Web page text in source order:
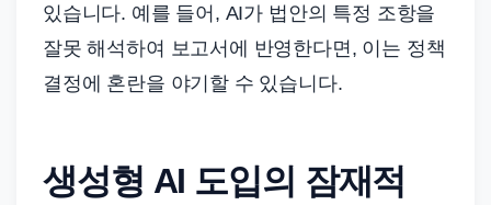
있습니다. 예를 들어, AI가 법안의 특정 조항을
잘못 해석하여 보고서에 반영한다면, 이는 정책
결정에 혼란을 야기할 수 있습니다.
생성형 AI 도입의 잠재적